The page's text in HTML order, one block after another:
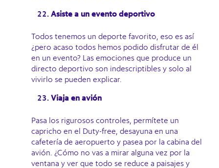
Asiste a un evento deportivo
Todos tenemos un deporte favorito, eso es así
¿pero acaso todos hemos podido disfrutar de él
en un evento? Las emociones que produce un
directo deportivo son indescriptibles y solo al
vivirlo se pueden explicar.
Viaja en avión
Pasa los rigurosos controles, permítete un
capricho en el Duty-free, desayuna en una
cafetería de aeropuerto y pasea por la cabina del
avión. ¿Cómo no vas a mirar alguna vez por la
ventana y ver que todo se reduce a paisajes y